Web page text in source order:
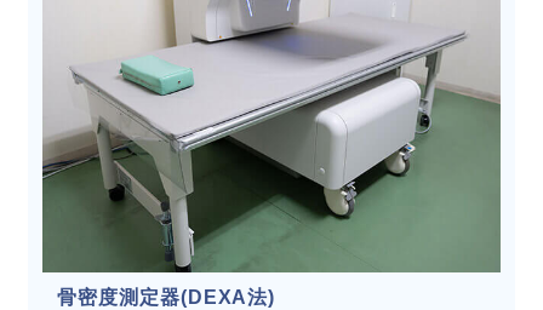
骨密度測定器(DEXA法)